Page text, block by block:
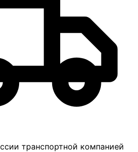
транспортной компанией